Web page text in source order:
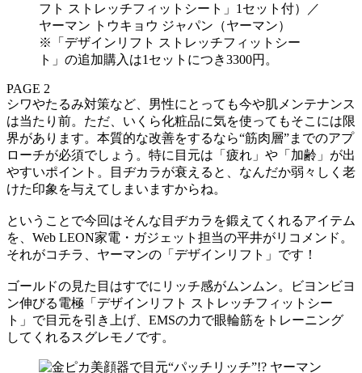
フト ストレッチフィットシート」1セット付）／
ヤーマン トウキョウ ジャパン（ヤーマン）
※「デザインリフト ストレッチフィットシー
ト」の追加購入は1セットにつき3300円。
PAGE 2
シワやたるみ対策など、男性にとっても今や肌メンテナンス
は当たり前。ただ、いくら化粧品に気を使ってもそこには限
界があります。本質的な改善をするなら“筋肉層”までのアプ
ローチが必須でしょう。特に目元は「疲れ」や「加齢」が出
やすいポイント。目ヂカラが衰えると、なんだか弱々しく老
けた印象を与えてしまいますからね。
ということで今回はそんな目ヂカラを鍛えてくれるアイテム
を、Web LEON家電・ガジェット担当の平井がリコメンド。
それがコチラ、ヤーマンの「デザインリフト」です！
ゴールドの見た目はすでにリッチ感がムンムン。ビヨンビヨ
ン伸びる電極「デザインリフト ストレッチフィットシー
ト」で目元を引き上げ、EMSの力で眼輪筋をトレーニング
してくれるスグレモノです。